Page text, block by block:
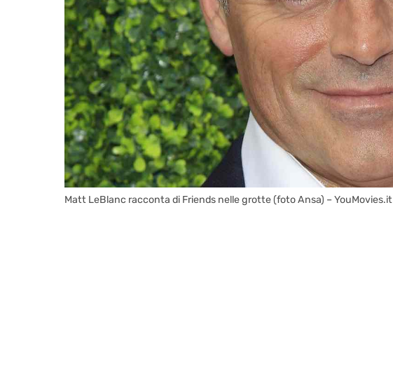
Matt LeBlanc racconta di Friends nelle grotte (foto Ansa) – YouMovies.it